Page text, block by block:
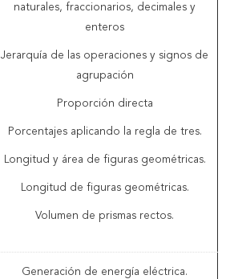
naturales, fraccionarios, decimales y
enteros
Jerarquía de las operaciones y signos de
agrupación
Proporción directa
Porcentajes aplicando la regla de tres.
Longitud y área de figuras geométricas.
Longitud de figuras geométricas.
Volumen de prismas rectos.
Generación de energía eléctrica.